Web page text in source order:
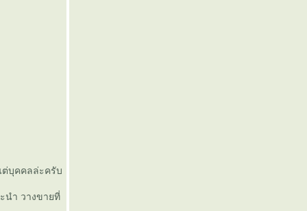
บุคคลล่ะครับ
นำ วางขายที่